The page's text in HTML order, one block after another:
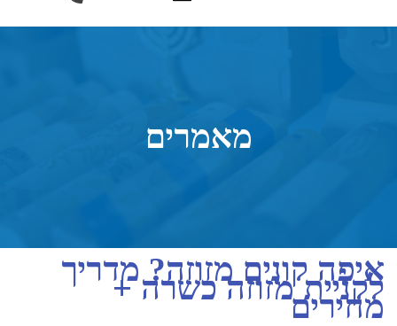
מאמרים
איפה קונים מזוזה? מדריך
לקניית מזוזה כשרה +
מחירים